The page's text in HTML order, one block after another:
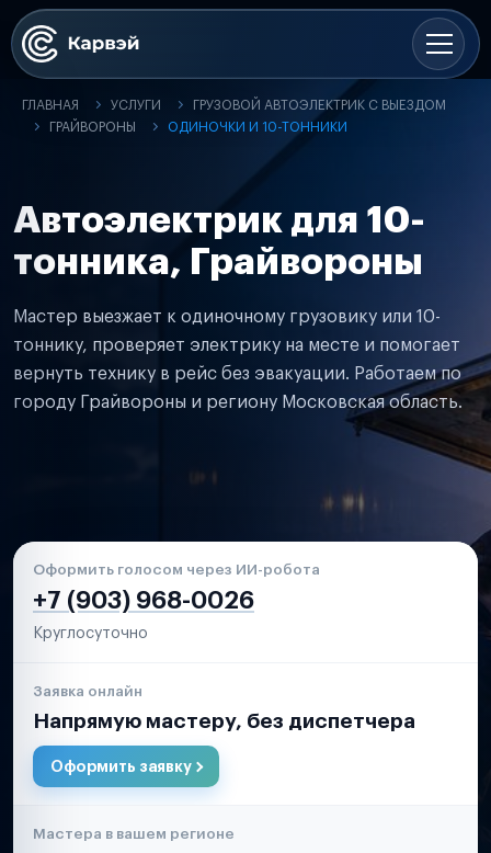
ГЛАВНАЯ УСЛУГИ
ГРУЗОВОЙ АВТОЭЛЕКТРИК С ВЫЕЗДОМ
ГРАЙВОРОНЫ
ОДИНОЧКИ И 10-ТОННИКИ
Автоэлектрик для 10-
тонника, Грайвороны
Мастер выезжает к одиночному грузовику или 10-
тоннику, проверяет электрику на месте и помогает
вернуть технику в рейс без эвакуации. Работаем по
городу Грайвороны и региону Московская область.
Оформить голосом через ИИ-робота
+7 (903) 968-0026
Круглосуточно
Заявка онлайн
Напрямую мастеру, без диспетчера
Оформить заявку
Мастера в вашем регионе